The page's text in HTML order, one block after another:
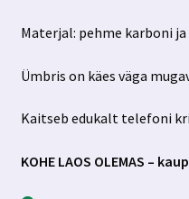
Materjal: pehme karboni
Ümbris on käes väga
Kaitseb edukalt telefoni
KOHE LAOS OLEMAS –